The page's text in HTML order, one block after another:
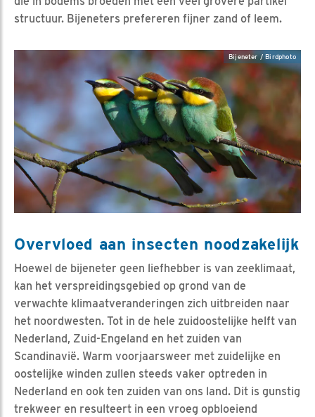
structuur. Bijeneters prefereren fijner zand of leem.
Bijeneter / Birdphoto
Overvloed aan insecten noodzakelijk
Hoewel de bijeneter geen liefhebber is van zeeklimaat,
kan het verspreidingsgebied op grond van de
verwachte klimaatveranderingen zich uitbreiden naar
het noordwesten. Tot in de hele zuidoostelijke helft van
Nederland, Zuid-Engeland en het zuiden van
Scandinavië. Warm voorjaarsweer met zuidelijke en
oostelijke winden zullen steeds vaker optreden in
Nederland en ook ten zuiden van ons land. Dit is gunstig
trekweer en resulteert in een vroeg opbloeiend